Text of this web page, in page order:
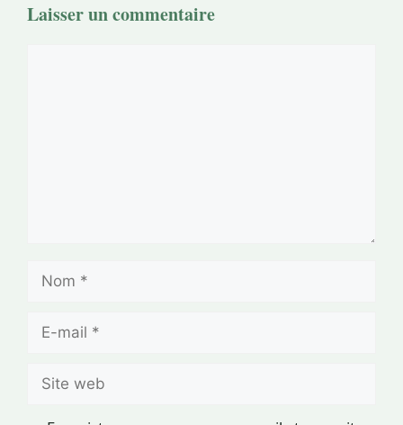
Laisser un commentaire
Nom
Site